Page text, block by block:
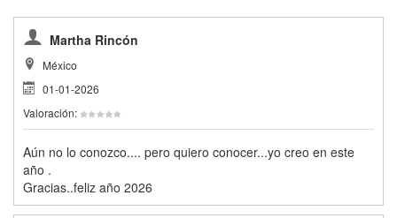
Martha Rincón
México
01-01-2026
Valoración:
Aún no lo conozco.... pero quiero conocer...yo creo en este
año .
Gracias..feliz año 2026